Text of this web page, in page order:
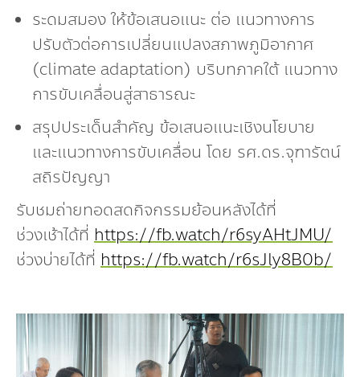
ระดมสมอง ให้ข้อเสนอแนะ ต่อ แนวทางการ
ปรับตัวต่อการเปลี่ยนแปลงสภาพภูมิอากาศ
(climate adaptation) บริบทภาคใต้ แนวทาง
การขับเคลื่อนสู่สาธารณะ
สรุปประเด็นสำคัญ ข้อเสนอแนะเชิงนโยบาย
และแนวทางการขับเคลื่อน โดย รศ.ดร.จุฑารัตน์
สถิรปัญญา
รับชมถ่ายทอดสดกิจกรรมย้อนหลังได้ที่
ช่วงเช้าได้ที่ https://fb.watch/r6syAHtJMU/
ช่วงบ่ายได้ที่ https://fb.watch/r6sJly8B0b/